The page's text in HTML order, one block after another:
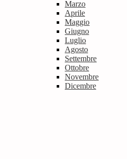
Marzo
Aprile
Maggio
Giugno
Luglio
Agosto
Settembre
Ottobre
Novembre
Dicembre